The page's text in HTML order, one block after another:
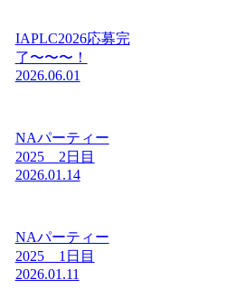
IAPLC2026応募完
了〜〜〜！
2026.06.01
NAパーティー
2025 2日目
2026.01.14
NAパーティー
2025 1日目
2026.01.11